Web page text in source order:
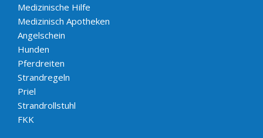
Medizinische Hilfe
Medizinisch Apotheken
Angelschein
Hunden
Pferdreiten
Strandregeln
Priel
Strandrollstuhl
FKK